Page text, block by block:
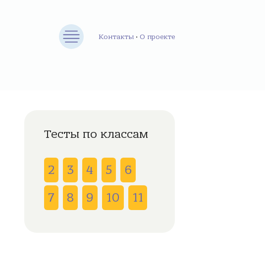
Контакты • О проекте
Тесты по классам
2 3 4 5
6
7
8 9 10 11